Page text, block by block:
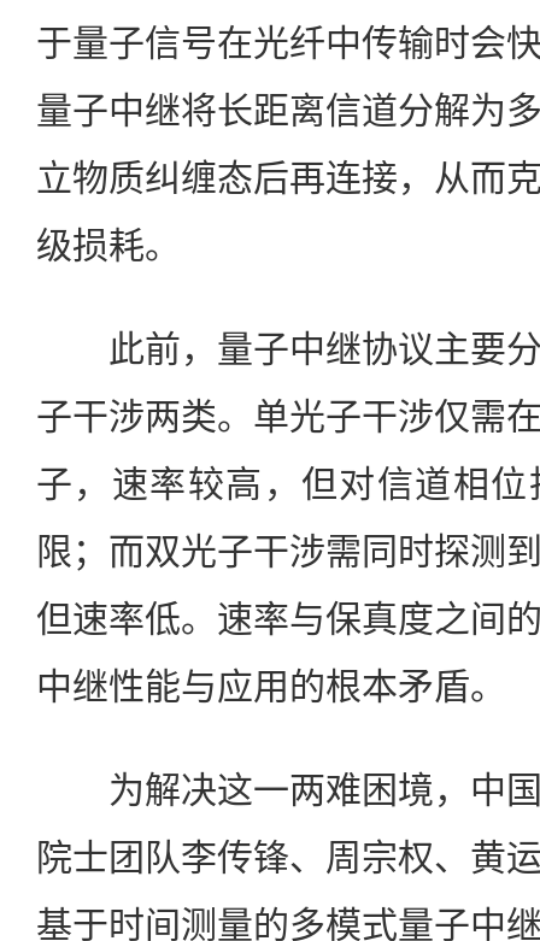
于量子信号在光纤中传输时会
量子中继将长距离信道分解为
立物质纠缠态后再连接，从而
级损耗。
此前，量子中继协议主要分
子干涉两类。单光子干涉仅需
子，速率较高，但对信道相
限；而双光子干涉需同时探测
但速率低。速率与保真度之间
中继性能与应用的根本矛盾。
为解决这一两难困境，中国
院士团队李传锋、周宗权、黄
基于时间测量的多模式量子中